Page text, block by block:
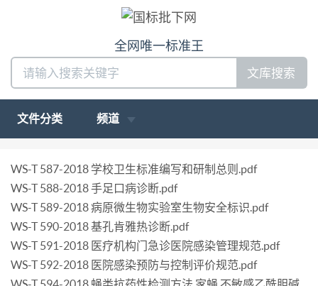
全网唯一标准王
文库搜索
文件分类 频道
WS-T 587-2018 学校卫生标准编写和研制总则.pdf
WS-T 588-2018 手足口病诊断.pdf
WS-T 589-2018 病原微生物实验室生物安全标识.pdf
WS-T 590-2018 基孔肯雅热诊断.pdf
WS-T 591-2018 医疗机构门急诊医院感染管理规范.pdf
WS-T 592-2018 医院感染预防与控制评价规范.pdf